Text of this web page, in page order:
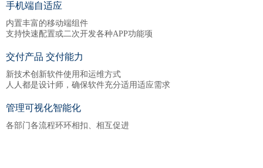
手机端自适应
内置丰富的移动端组件
支持快速配置或二次开发各种APP功能项
交付产品 交付能力
新技术创新软件使用和运维方式
人人都是设计师，确保软件充分适用适应需求
管理可视化智能化
各部门各流程环环相扣、相互促进